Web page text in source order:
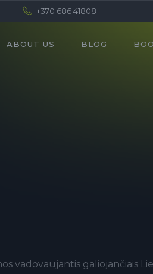
+370 686 41808
ABOUT US BLOG
vadovaujantis galiojančiais